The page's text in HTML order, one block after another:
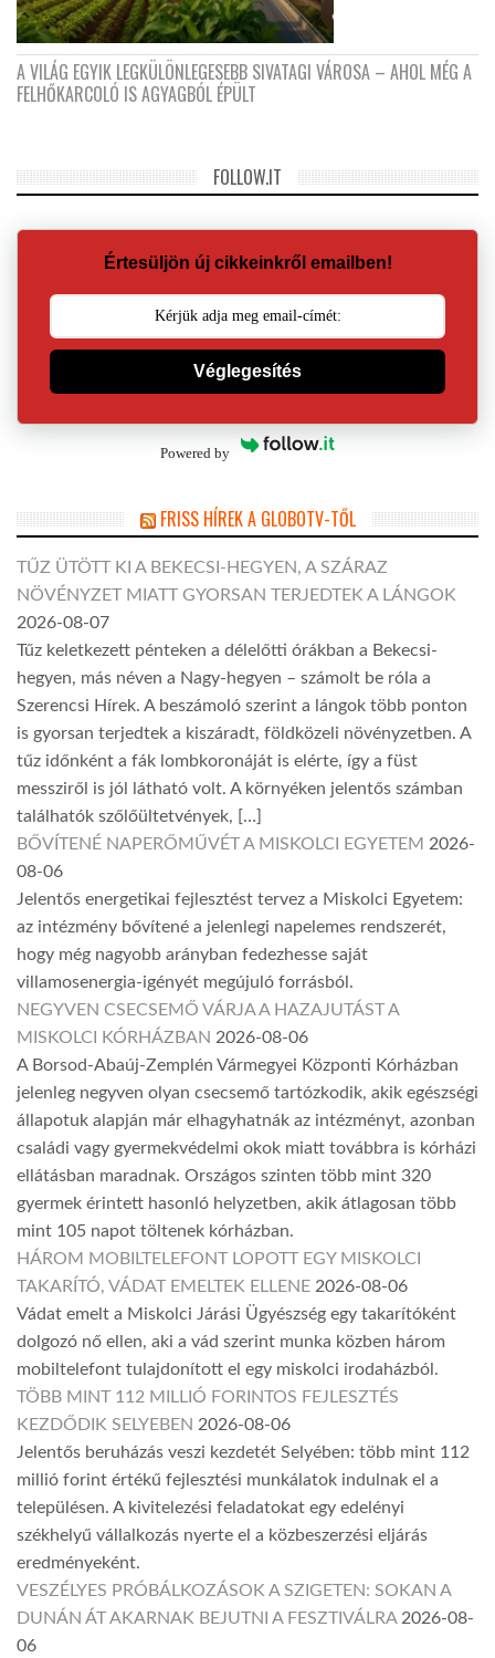
A VILÁG EGYIK LEGKÜLÖNLEGESEBB SIVATAGI VÁROSA – AHOL MÉG A
FELHŐKARCOLÓ IS AGYAGBÓL ÉPÜLT
FOLLOW.IT
Értesüljön új cikkeinkről emailben!
Véglegesítés
Powered by
FRISS HÍREK A GLOBOTV-TŐL
TŰZ ÜTÖTT KI A BEKECSI-HEGYEN, A SZÁRAZ
NÖVÉNYZET MIATT GYORSAN TERJEDTEK A LÁNGOK
2026-08-07
Tűz keletkezett pénteken a délelőtti órákban a Bekecsi-
hegyen, más néven a Nagy-hegyen – számolt be róla a
Szerencsi Hírek. A beszámoló szerint a lángok több ponton
is gyorsan terjedtek a kiszáradt, földközeli növényzetben. A
tűz időnként a fák lombkoronáját is elérte, így a füst
messziről is jól látható volt. A környéken jelentős számban
találhatók szőlőültetvények, […]
BŐVÍTENÉ NAPERŐMŰVÉT A MISKOLCI EGYETEM 2026-
08-06
Jelentős energetikai fejlesztést tervez a Miskolci Egyetem:
az intézmény bővítené a jelenlegi napelemes rendszerét,
hogy még nagyobb arányban fedezhesse saját
villamosenergia-igényét megújuló forrásból.
NEGYVEN CSECSEMŐ VÁRJA A HAZAJUTÁST A
MISKOLCI KÓRHÁZBAN 2026-08-06
A Borsod-Abaúj-Zemplén Vármegyei Központi Kórházban
jelenleg negyven olyan csecsemő tartózkodik, akik egészségi
állapotuk alapján már elhagyhatnák az intézményt, azonban
családi vagy gyermekvédelmi okok miatt továbbra is kórházi
ellátásban maradnak. Országos szinten több mint 320
gyermek érintett hasonló helyzetben, akik átlagosan több
mint 105 napot töltenek kórházban.
HÁROM MOBILTELEFONT LOPOTT EGY MISKOLCI
TAKARÍTÓ, VÁDAT EMELTEK ELLENE 2026-08-06
Vádat emelt a Miskolci Járási Ügyészség egy takarítóként
dolgozó nő ellen, aki a vád szerint munka közben három
mobiltelefont tulajdonított el egy miskolci irodaházból.
TÖBB MINT 112 MILLIÓ FORINTOS FEJLESZTÉS
KEZDŐDIK SELYEBEN 2026-08-06
Jelentős beruházás veszi kezdetét Selyében: több mint 112
millió forint értékű fejlesztési munkálatok indulnak el a
településen. A kivitelezési feladatokat egy edelényi
székhelyű vállalkozás nyerte el a közbeszerzési eljárás
eredményeként.
VESZÉLYES PRÓBÁLKOZÁSOK A SZIGETEN: SOKAN A
DUNÁN ÁT AKARNAK BEJUTNI A FESZTIVÁLRA 2026-08-
06